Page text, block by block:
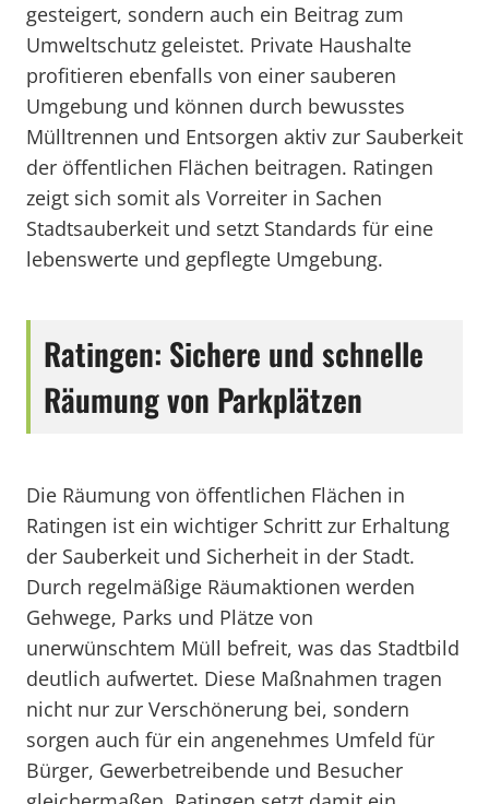
gesteigert, sondern auch ein Beitrag zum
Umweltschutz geleistet. Private Haushalte
profitieren ebenfalls von einer sauberen
Umgebung und können durch bewusstes
Mülltrennen und Entsorgen aktiv zur Sauberkeit
der öffentlichen Flächen beitragen. Ratingen
zeigt sich somit als Vorreiter in Sachen
Stadtsauberkeit und setzt Standards für eine
lebenswerte und gepflegte Umgebung.
Ratingen: Sichere und schnelle
Räumung von Parkplätzen
Die Räumung von öffentlichen Flächen in
Ratingen ist ein wichtiger Schritt zur Erhaltung
der Sauberkeit und Sicherheit in der Stadt.
Durch regelmäßige Räumaktionen werden
Gehwege, Parks und Plätze von
unerwünschtem Müll befreit, was das Stadtbild
deutlich aufwertet. Diese Maßnahmen tragen
nicht nur zur Verschönerung bei, sondern
sorgen auch für ein angenehmes Umfeld für
Bürger, Gewerbetreibende und Besucher